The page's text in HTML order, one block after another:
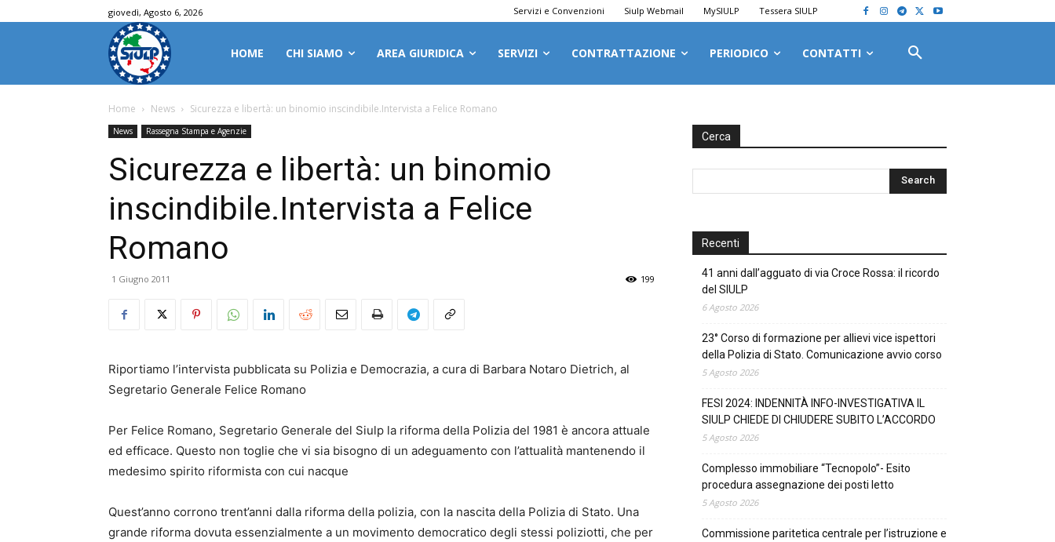
giovedì, Agosto 6, 2026 Servizi e Convenzioni Siulp Webmail MySIULP Tessera SIULP
HOME CHI SIAMO AREA GIURIDICA SERVIZI CONTRATTAZIONE PERIODICO CONTATTI
Home News Sicurezza e libertà: un binomio inscindibile.Intervista a Felice Romano
News Rassegna Stampa e Agenzie
Sicurezza e libertà: un binomio
inscindibile.Intervista a Felice
Romano
1 Giugno 2011 199
Riportiamo l’intervista pubblicata su Polizia e Democrazia, a cura di Barbara Notaro Dietrich, al
Segretario Generale Felice Romano
Per Felice Romano, Segretario Generale del Siulp la riforma della Polizia del 1981 è ancora attuale
ed efficace. Questo non toglie che vi sia bisogno di un adeguamento con l’attualità mantenendo il
medesimo spirito riformista con cui nacque
Quest’anno corrono trent’anni dalla riforma della polizia, con la nascita della Polizia di Stato. Una
grande riforma dovuta essenzialmente a un movimento democratico degli stessi poliziotti, che per
Cerca
Recenti
41 anni dall’agguato di via Croce Rossa: il ricordo
del SIULP
6 Agosto 2026
23° Corso di formazione per allievi vice ispettori
della Polizia di Stato. Comunicazione avvio corso
5 Agosto 2026
FESI 2024: INDENNITÀ INFO-INVESTIGATIVA IL
SIULP CHIEDE DI CHIUDERE SUBITO L’ACCORDO
5 Agosto 2026
Complesso immobiliare “Tecnopolo”- Esito
procedura assegnazione dei posti letto
5 Agosto 2026
Commissione paritetica centrale per l’istruzione e